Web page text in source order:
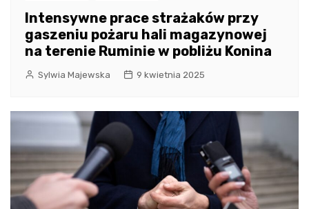
Intensywne prace strażaków przy
gaszeniu pożaru hali magazynowej
na terenie Ruminie w pobliżu Konina
Sylwia Majewska 9 kwietnia 2025